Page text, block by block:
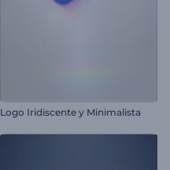
Logo Iridiscente y Minimalista